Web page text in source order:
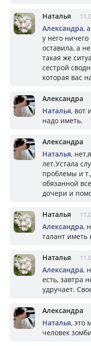
Наталья
Александра,
у него
оставила, а
такая же
сестрой
которая вас
Александра
Наталья, вот
надо иметь.
Александра
Наталья,
лет.Устала
проблемы и
обязанной
дочери и
Наталья
Александра,
талант иметь
Наталья
Александра,
есть, завтра
удручает.
Александра
Наталья, это
человек